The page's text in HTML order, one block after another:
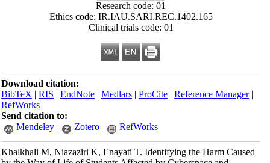
Research code: 01
Ethics code: IR.IAU.SARI.REC.1402.165
Clinical trials code: 01
Download citation:
BibTeX|RIS|EndNote|Medlars|ProCite|Reference Manager
RefWorks
Send citation to:
Mendeley
Zotero RefWorks
Khalkhali M, Niazaziri K, Enayati T. Identifying the Harm Caused